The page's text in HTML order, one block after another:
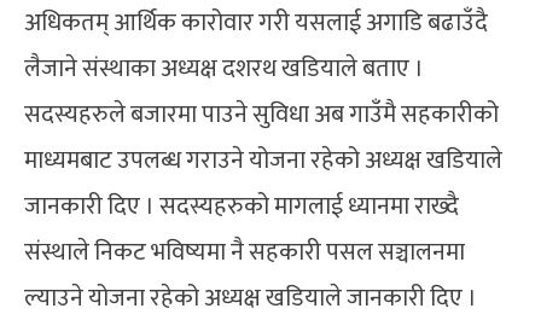
अधिकतम् आर्थिक कारोवार गरी यसलाई अगाडि बढाउँदै
लैजाने संस्थाका अध्यक्ष दशरथ खडियाले बताए ।
सदस्यहरुले बजारमा पाउने सुविधा अब गाउँमै सहकारीको
माध्यमबाट उपलब्ध गराउने योजना रहेको अध्यक्ष खडियाले
जानकारी दिए । सदस्यहरुको मागलाई ध्यानमा राख्दै
संस्थाले निकट भविष्यमा नै सहकारी पसल सञ्चालनमा
ल्याउने योजना रहेको अध्यक्ष खडियाले जानकारी दिए ।